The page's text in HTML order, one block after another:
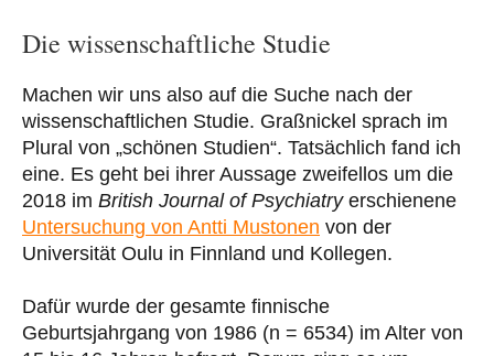
Die wissenschaftliche Studie
Machen wir uns also auf die Suche nach der
wissenschaftlichen Studie. Graßnickel sprach im
Plural von „schönen Studien“. Tatsächlich fand ich
eine. Es geht bei ihrer Aussage zweifellos um die
2018 im British Journal of Psychiatryerschienene
Untersuchung von Antti Mustonen von der
Universität Oulu in Finnland und Kollegen.
Dafür wurde der gesamte finnische
Geburtsjahrgang von 1986 (n = 6534) im Alter von